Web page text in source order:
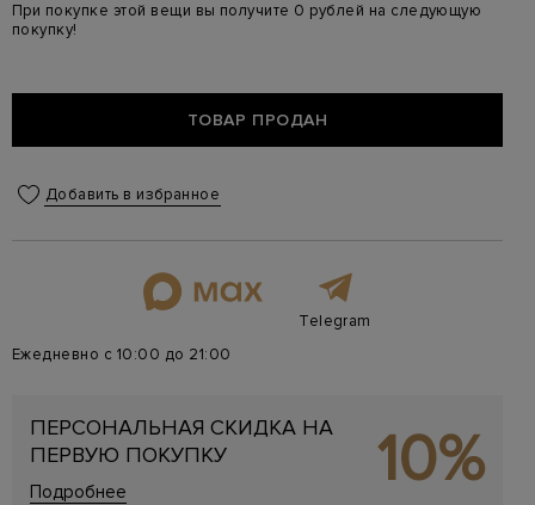
При покупке этой вещи вы получите 0 рублей на следующую
покупку!
ТОВАР ПРОДАН
Добавить в избранное
Telegram
Ежедневно с 10:00 до 21:00
ПЕРСОНАЛЬНАЯ СКИДКА НА
ПЕРВУЮ ПОКУПКУ
Подробнее 10%